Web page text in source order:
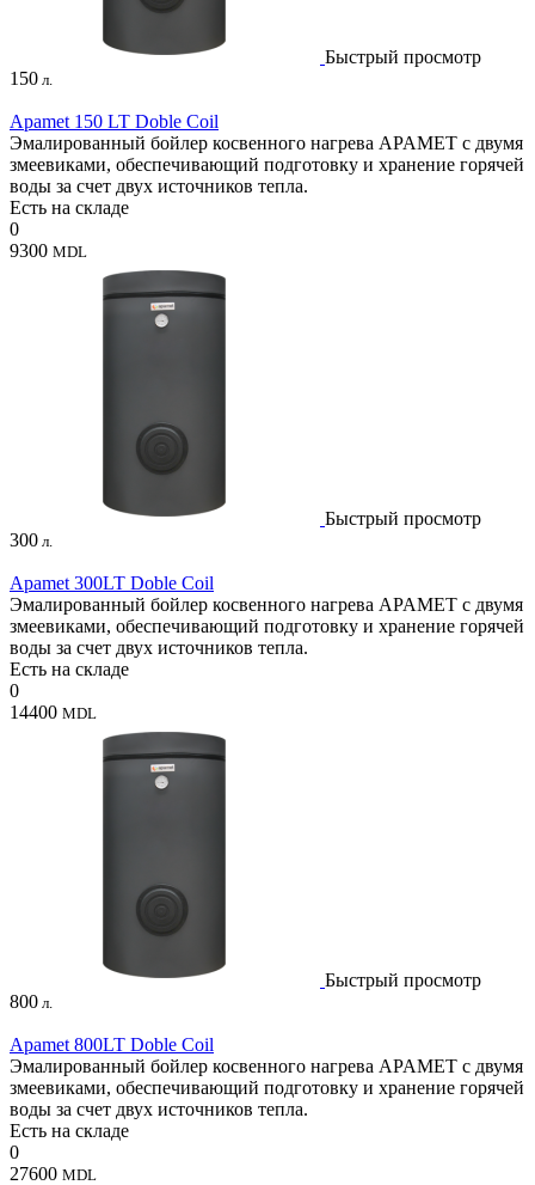
Быстрый просмотр
150 л.
Apamet 150 LT Doble Coil
Эмалированный бойлер косвенного нагрева APAMET с двумя
змеевиками, обеспечивающий подготовку и хранение горячей
воды за счет двух источников тепла.
Есть на складе
0
9300 MDL
Быстрый просмотр
300 л.
Apamet 300LT Doble Coil
Эмалированный бойлер косвенного нагрева APAMET с двумя
змеевиками, обеспечивающий подготовку и хранение горячей
воды за счет двух источников тепла.
Есть на складе
0
14400 MDL
Быстрый просмотр
800 л.
Apamet 800LT Doble Coil
Эмалированный бойлер косвенного нагрева APAMET с двумя
змеевиками, обеспечивающий подготовку и хранение горячей
воды за счет двух источников тепла.
Есть на складе
0
27600 MDL